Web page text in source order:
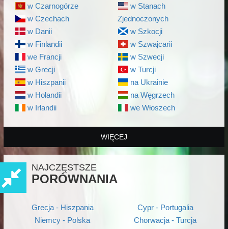
w Czarnogórze
w Czechach
w Danii
w Finlandii
we Francji
w Grecji
w Hiszpanii
w Holandii
w Irlandii
w Stanach
Zjednoczonych
w Szkocji
w Szwajcarii
w Szwecji
w Turcji
na Ukrainie
na Węgrzech
we Włoszech
WIĘCEJ
NAJCZĘSTSZE
PORÓWNANIA
Grecja - Hiszpania
Niemcy - Polska
Cypr - Portugalia
Chorwacja - Turcja